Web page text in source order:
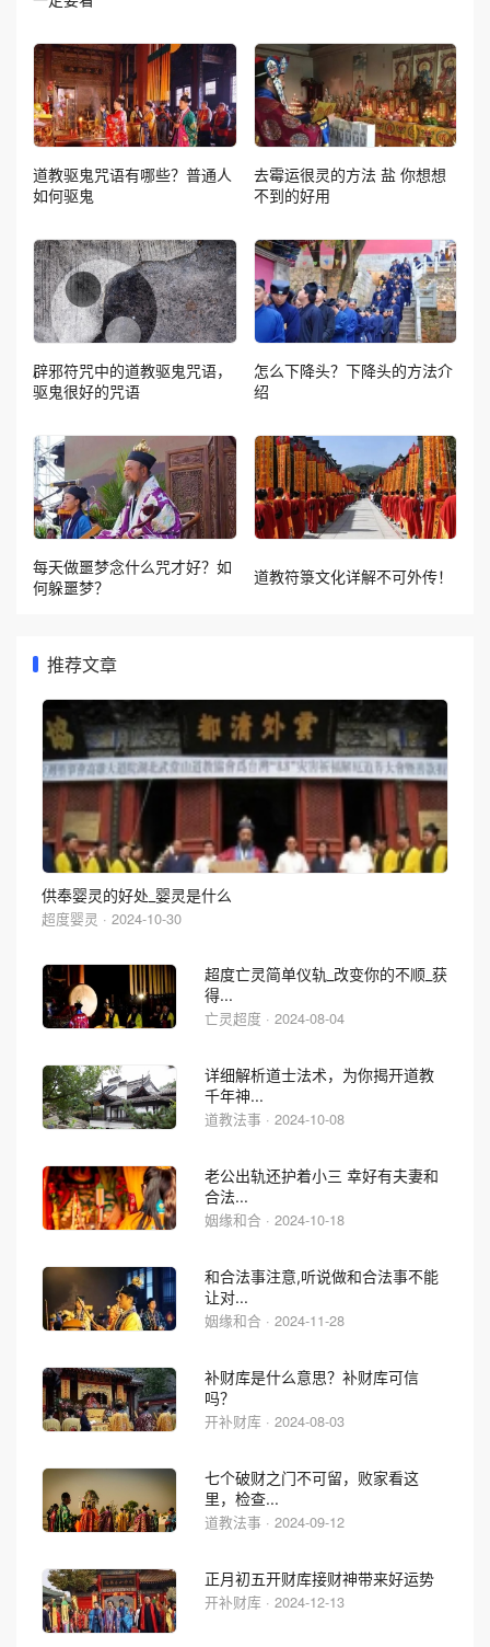
道教驱鬼咒语有哪些？普通人
如何驱鬼
去霉运很灵的方法 盐 你想想
不到的好用
辟邪符咒中的道教驱鬼咒语，
驱鬼很好的咒语
怎么下降头？下降头的方法介
绍
每天做噩梦念什么咒才好？如
何躲噩梦？
道教符箓文化详解不可外传！
推荐文章
供奉婴灵的好处_婴灵是什么
超度婴灵 · 2024-10-30
超度亡灵简单仪轨_改变你的不顺_获
得...
亡灵超度 · 2024-08-04
详细解析道士法术，为你揭开道教
千年神...
道教法事 · 2024-10-08
老公出轨还护着小三 幸好有夫妻和
合法...
姻缘和合 · 2024-10-18
和合法事注意,听说做和合法事不能
让对...
姻缘和合 · 2024-11-28
补财库是什么意思？补财库可信
吗？
开补财库 · 2024-08-03
七个破财之门不可留，败家看这
里，检查...
道教法事 · 2024-09-12
正月初五开财库接财神带来好运势
开补财库 · 2024-12-13